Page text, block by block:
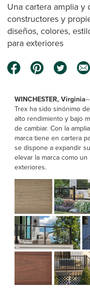
Una cartera amplia y
constructores y
diseños, colores,
para exteriores
WINCHESTER, Virginia
Trex ha sido sinónimo
alto rendimiento y bajo
de cambiar. Con la
marca tiene en cartera
se dispone a expandir
elevar la marca como
exteriores.